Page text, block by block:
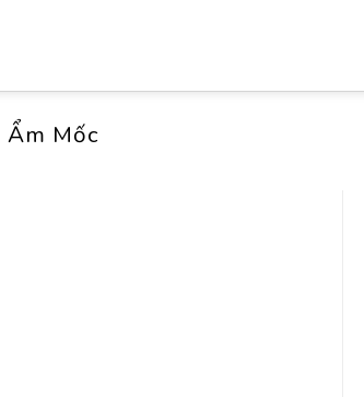
Ẩm Mốc